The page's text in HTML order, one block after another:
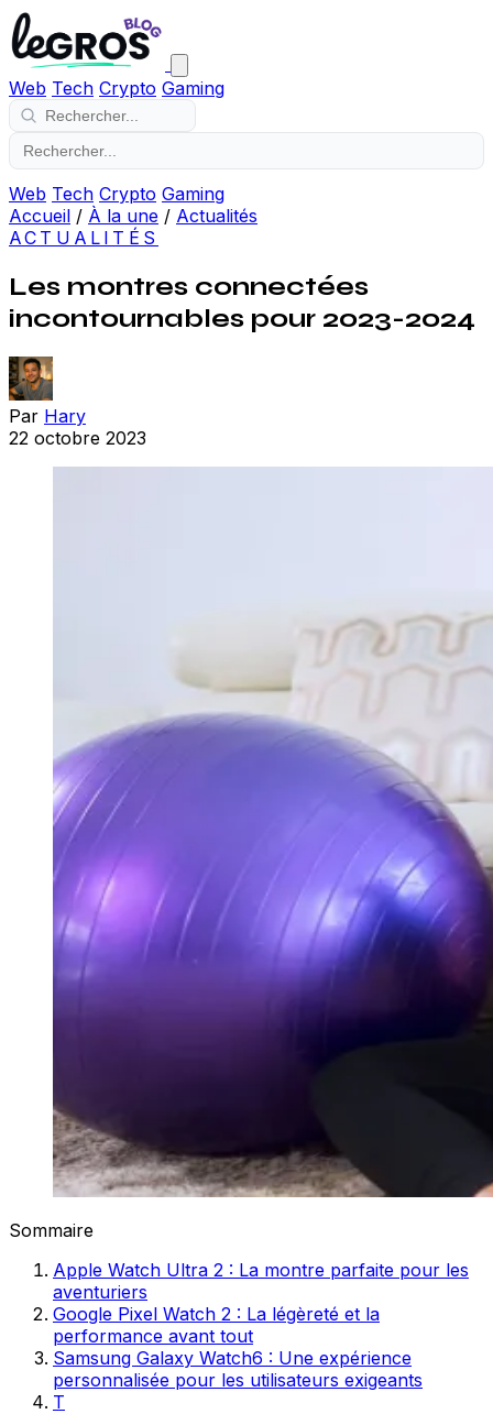
Web Tech Crypto Gaming
Web Tech Crypto Gaming
Accueil / À la une / Actualités
ACTUALITÉS
Les montres connectées
incontournables pour 2023-2024
Par Hary
22 octobre 2023
Sommaire
Apple Watch Ultra 2 : La montre parfaite pour les
aventuriers
Google Pixel Watch 2 : La légèreté et la
performance avant tout
Samsung Galaxy Watch6 : Une expérience
personnalisée pour les utilisateurs exigeants
T